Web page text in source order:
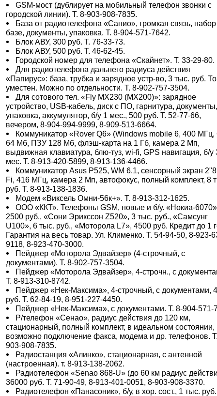
GSM-мост (дублирует на мобильный телефон звонки с
городской линии). Т. 8-903-908-7835.
База от радиотелефона «Санио», громкая связь,
базе, документы, упаковка. Т. 8-904-571-7642.
Блок АВУ, 300 руб. Т. 76-33-73.
Блок АВУ, 500 руб. Т. 46-62-45.
Городской номер для телефона «Скайнет». Т. 33-29-80.
Для радиотелефона дальнего радиуса действия
«Папирус»: база, трубка и зарядное устр-во, 3 тыс. руб.
уместен. Можно по отдельности. Т. 8-902-757-3504.
Для сотового тел. «Fly MX230 (MX200)»: зарядное
устройство, USB-кабель, диск с ПО, гарнитура,
упаковка, аккумулятор, б/у 1 мес., 500 руб. Т. 52-77-66,
вечером, 8-904-994-9999, 8-909-513-6664.
Коммуникатор «Rover Q6» (Windows mobile 6, 400
64 Мб, ПЗУ 128 Мб, флэш-карта на 1 Гб, камера 2 Мп,
выдвижная клавиатура, блю-туз, wi-fi, GPS навигация, б/у
мес. Т. 8-913-420-5899, 8-913-136-4466.
Коммуникатор Asus Р525, WM 6.1, сенсорный экран
Fi, 416 МГц, камера 2 Мп, автофокус, полный комплект, 8
руб. Т. 8-913-138-1836.
Модем «Виксель Омни-56к+». Т. 8-913-312-1625.
ООО «ККТ». Телефоны GSM, новые и б/у. «Нокиа-
2500 руб., «Сони Эрикссон Z520», 3 тыс. руб., «Самсунг
U100», 6 тыс. руб., «Моторола L7», 4500 руб. Кредит до 1
Гарантия на весь товар. Ул. Клименко. Т. 54-94-50, 8-923-
9118, 8-923-470-3000.
Пейджер «Моторола Эдвайзер» (4-строчный, с
документами). Т. 8-902-757-3504.
Пейджер «Моторола Эдвайзер», 4-строчн., с
Т. 8-913-310-8742.
Пейджер «Нек-Максима», 4-строчный, с документами,
руб. Т. 62-84-19, 8-951-227-4450.
Пейджер «Нек-Максима», с документами. Т. 8-904-571-
Р/телефон «Сенао», радиус действия до 120 км,
стационарный, полный комплект, в идеальном состоянии,
возможно подключение факса, модема и др. телефонов.
903-908-7835.
Радиостанция «Алинко», стационарная, с антенной
(настроенная). т. 8-913-138-2062.
Радиотелефон «Senao 868-U» (до 60 км радиус
36000 руб. Т. 71-90-49, 8-913-401-0051, 8-903-908-3370.
Радиотелефон «Панасоник», б/у, в хор. сост., 1 тыс.